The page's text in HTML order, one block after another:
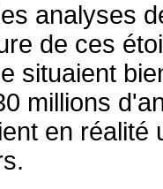
analyses
de ces
situaient
millions
en réalité